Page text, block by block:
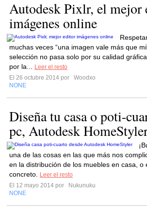
Autodesk Pixlr, el mejor
imágenes online
muchas veces “una imagen vale más que
selección no pasa solo por su calidad
por la...
Leer el resto
El 26 octubre 2014 por
Woodxo
NONE
Diseña tu casa o poti-
pc, Autodesk
una de las cosas en las que más nos
en la distribución de los muebles en casa, o
concreto.
Leer el resto
El 12 mayo 2014 por
Nukunuku
NONE